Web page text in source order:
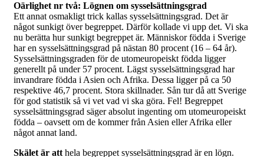
Oärlighet nr två: Lögnen om sysselsättningsgrad
Ett annat osmakligt trick kallas sysselsättningsgrad. Det är
något sunkigt över begreppet. Därför kollade vi upp det. Vi ska
nu berätta hur sunkigt begreppet är. Människor födda i Sverige
har en sysselsättningsgrad på nästan 80 procent (16 – 64 år).
Sysselsättningsgraden för de utomeuropeiskt födda ligger
generellt på under 57 procent. Lägst sysselsättningsgrad har
invandrare födda i Asien och Afrika. Dessa ligger på ca 50
respektive 46,7 procent. Stora skillnader. Sån tur då att Sverige
för god statistik så vi vet vad vi ska göra. Fel! Begreppet
sysselsättningsgrad säger absolut ingenting om utomeuropeiskt
födda – oavsett om de kommer från Asien eller Afrika eller
något annat land.
Skälet är att hela begreppet sysselsättningsgrad är en lögn.